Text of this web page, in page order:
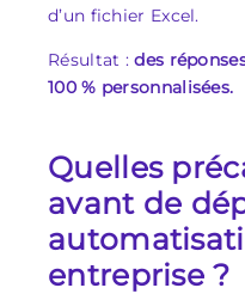
d’un fichier Excel.
Résultat :des
100 % personnalisées.
Quelles
avant de
entreprise ?